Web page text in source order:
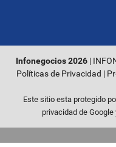
Infonegocios 2026 |
Políticas de Privacidad
Este sitio esta protegido
privacidad de Google